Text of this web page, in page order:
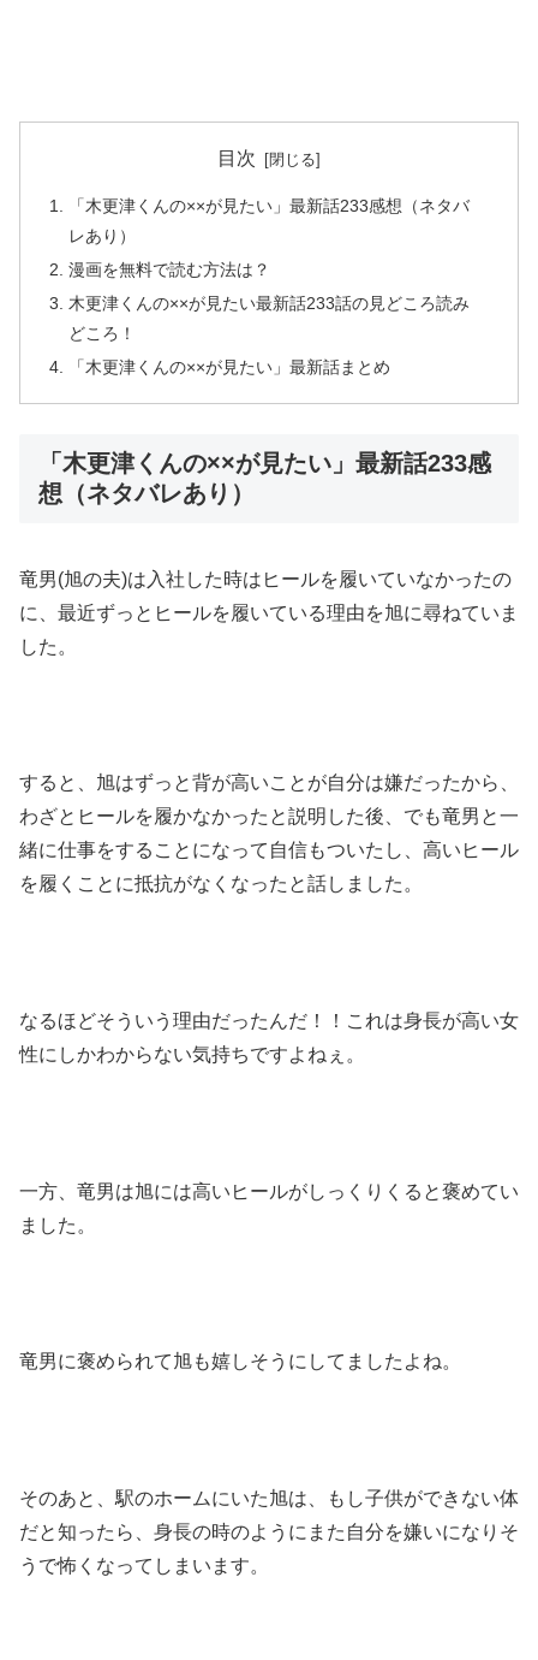
目次
「木更津くんの××が見たい」最新話233感想（ネタバ
レあり）
漫画を無料で読む方法は？
木更津くんの××が見たい最新話233話の見どころ読み
どころ！
「木更津くんの××が見たい」最新話まとめ
「木更津くんの××が見たい」最新話233感
想（ネタバレあり）
竜男(旭の夫)は入社した時はヒールを履いていなかったの
に、最近ずっとヒールを履いている理由を旭に尋ねていま
した。
すると、旭はずっと背が高いことが自分は嫌だったから、
わざとヒールを履かなかったと説明した後、でも竜男と一
緒に仕事をすることになって自信もついたし、高いヒール
を履くことに抵抗がなくなったと話しました。
なるほどそういう理由だったんだ！！これは身長が高い女
性にしかわからない気持ちですよねぇ。
一方、竜男は旭には高いヒールがしっくりくると褒めてい
ました。
竜男に褒められて旭も嬉しそうにしてましたよね。
そのあと、駅のホームにいた旭は、もし子供ができない体
だと知ったら、身長の時のようにまた自分を嫌いになりそ
うで怖くなってしまいます。